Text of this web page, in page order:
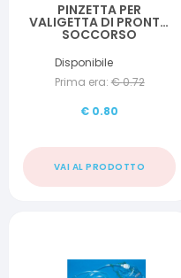
PINZETTA PER
VALIGETTA DI PRONTO
SOCCORSO
Disponibile
Prima era: €0.72
€ 0.80
VAI AL PRODOTTO